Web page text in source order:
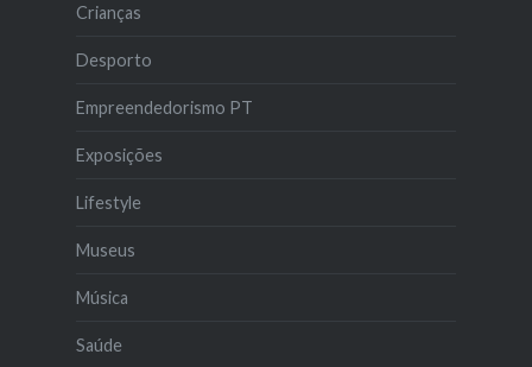
Crianças
Desporto
Empreendedorismo PT
Exposições
Lifestyle
Museus
Música
Saúde